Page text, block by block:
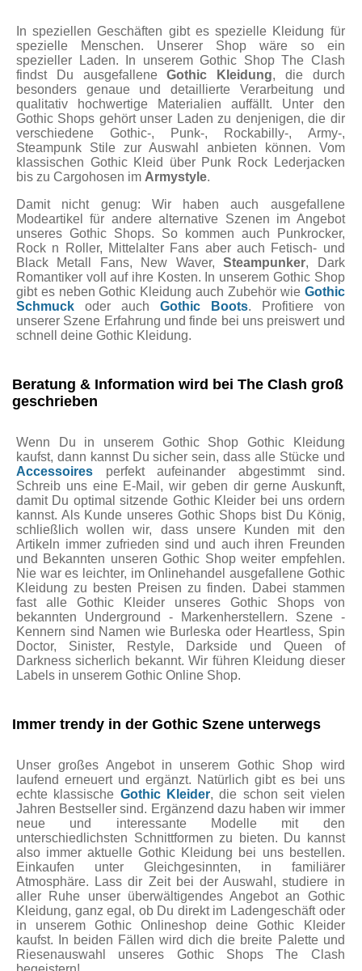
In speziellen Geschäften gibt es spezielle Kleidung für
spezielle Menschen. Unserer Shop wäre so ein
spezieller Laden. In unserem Gothic Shop The Clash
findst Du ausgefalleneGothic Kleidung, die durch
besonders genaue und detaillierte Verarbeitung und
qualitativ hochwertige Materialien auffällt. Unter den
Gothic Shops gehört unser Laden zu denjenigen, die dir
verschiedene Gothic-, Punk-, Rockabilly-, Army-,
Steampunk Stile zur Auswahl anbieten können. Vom
klassischen Gothic Kleid über Punk Rock Lederjacken
bis zu Cargohosen im Armystyle.
Damit nicht genug: Wir haben auch ausgefallene
Modeartikel für andere alternative Szenen im Angebot
unseres Gothic Shops. So kommen auch Punkrocker,
Rock n Roller, Mittelalter Fans aber auch Fetisch- und
Black Metall Fans, New Waver,Steampunker, Dark
Romantiker voll auf ihre Kosten. In unserem Gothic Shop
gibt es neben Gothic Kleidung auch Zubehör wie Gothic
Schmuck oder auch Gothic Boots. Profitiere von
unserer Szene Erfahrung und finde bei uns preiswert und
schnell deine Gothic Kleidung.
Beratung & Information wird bei The Clash groß
geschrieben
Wenn Du in unserem Gothic Shop Gothic Kleidung
kaufst, dann kannst Du sicher sein, dass alle Stücke und
Accessoires perfekt aufeinander abgestimmt sind.
Schreib uns eine E-Mail, wir geben dir gerne Auskunft,
damit Du optimal sitzende Gothic Kleider bei uns ordern
kannst. Als Kunde unseres Gothic Shops bist Du König,
schließlich wollen wir, dass unsere Kunden mit den
Artikeln immer zufrieden sind und auch ihren Freunden
und Bekannten unseren Gothic Shop weiter empfehlen.
Nie war es leichter, im Onlinehandel ausgefallene Gothic
Kleidung zu besten Preisen zu finden. Dabei stammen
fast alle Gothic Kleider unseres Gothic Shops von
bekannten Underground - Markenherstellern. Szene -
Kennern sind Namen wie Burleska oder Heartless, Spin
Doctor, Sinister, Restyle, Darkside und Queen of
Darkness sicherlich bekannt. Wir führen Kleidung dieser
Labels in unserem Gothic Online Shop.
Immer trendy in der Gothic Szene unterwegs
Unser großes Angebot in unserem Gothic Shop wird
laufend erneuert und ergänzt. Natürlich gibt es bei uns
echte klassische Gothic Kleider, die schon seit vielen
Jahren Bestseller sind. Ergänzend dazu haben wir immer
neue und interessante Modelle mit den
unterschiedlichsten Schnittformen zu bieten. Du kannst
also immer aktuelle Gothic Kleidung bei uns bestellen.
Einkaufen unter Gleichgesinnten, in familiärer
Atmosphäre. Lass dir Zeit bei der Auswahl, studiere in
aller Ruhe unser überwältigendes Angebot an Gothic
Kleidung, ganz egal, ob Du direkt im Ladengeschäft oder
in unserem Gothic Onlineshop deine Gothic Kleider
kaufst. In beiden Fällen wird dich die breite Palette und
Riesenauswahl unseres Gothic Shops The Clash